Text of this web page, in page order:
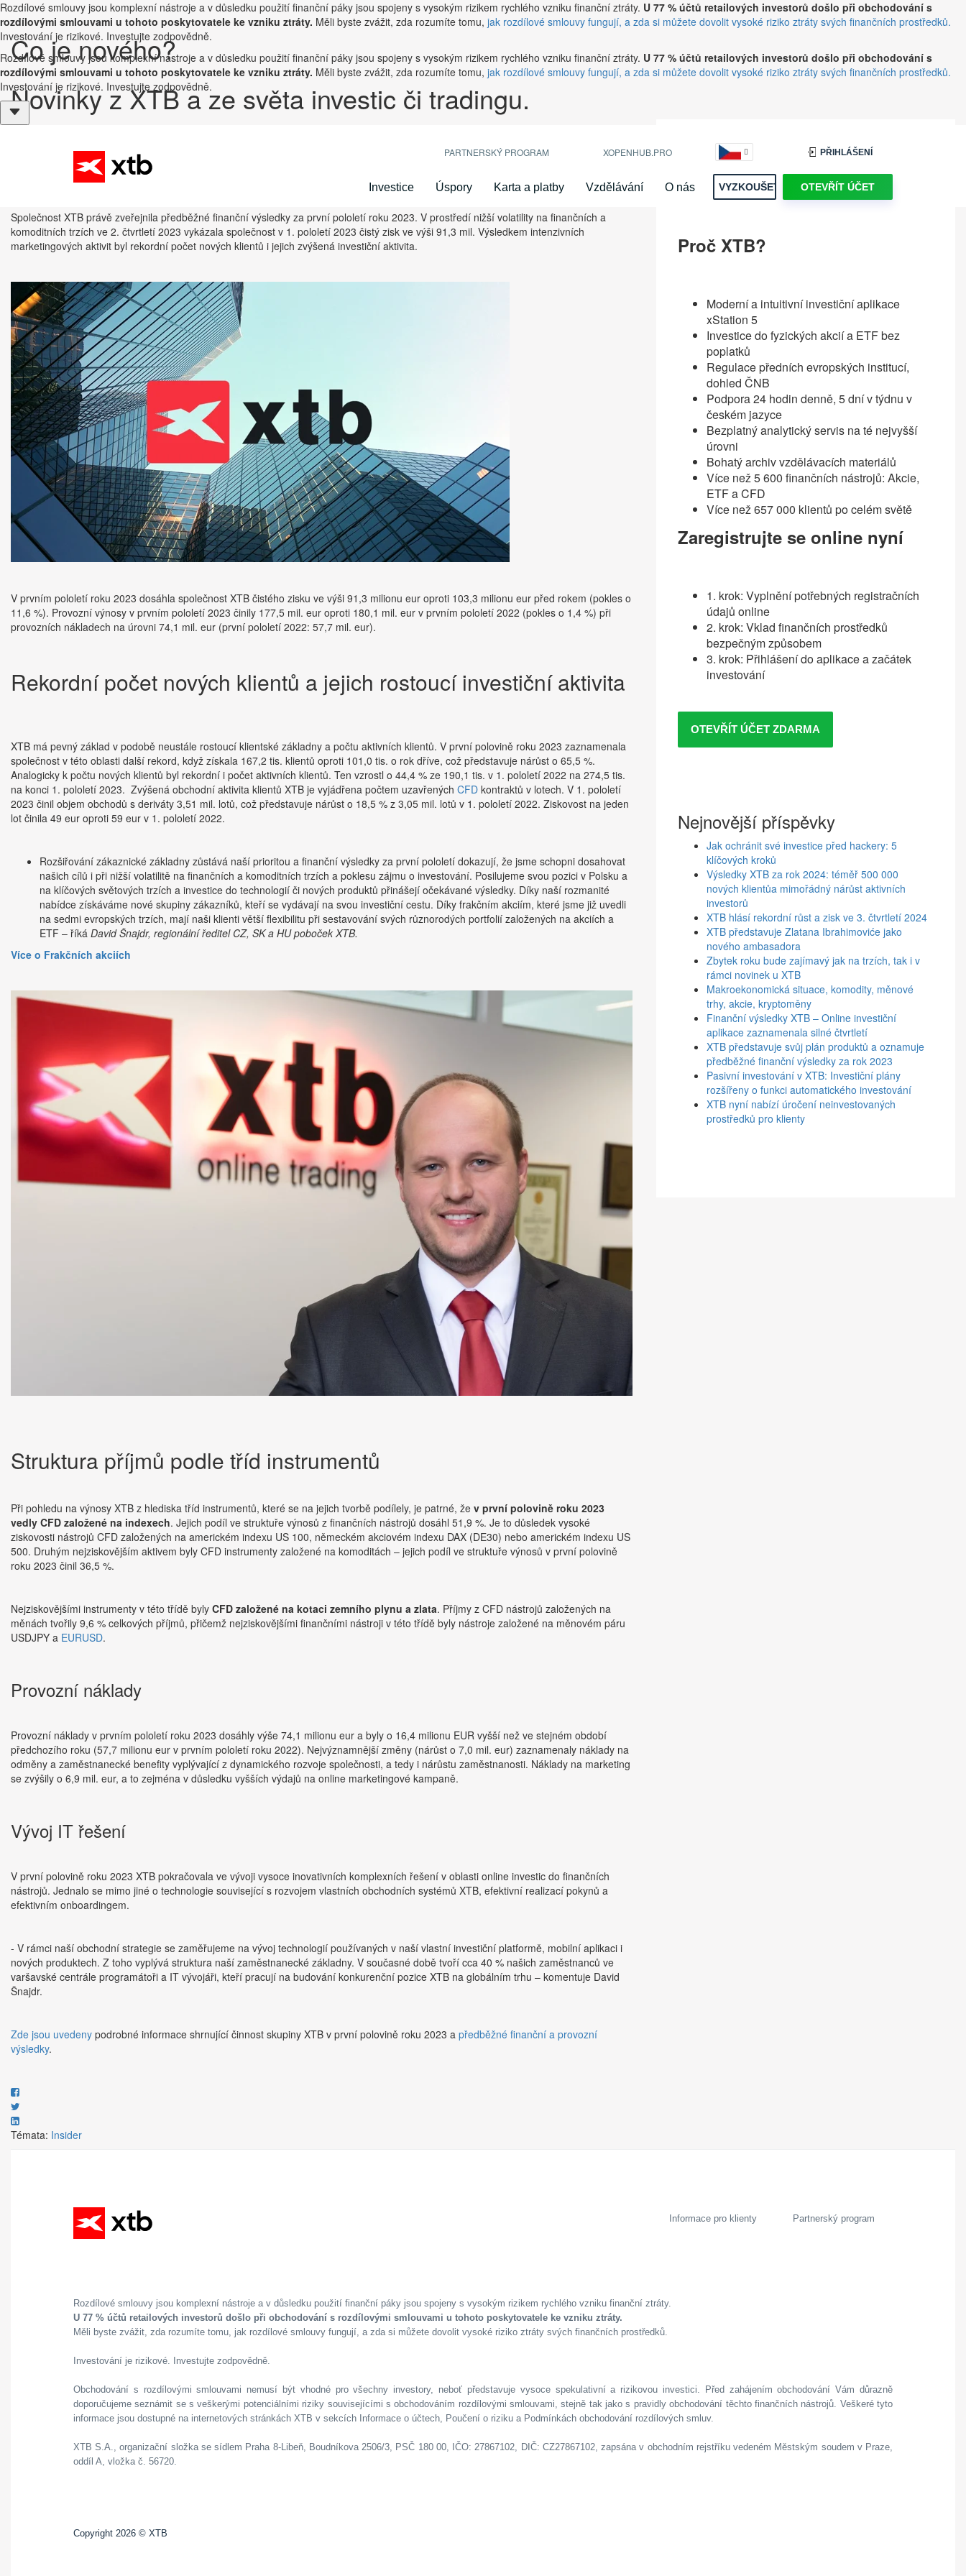
Rozdílové smlouvy jsou komplexní nástroje a v důsledku použití finanční páky jsou spojeny s vysokým rizikem rychlého vzniku finanční ztráty. U 77 % účtů retailových investorů došlo při obchodování s
rozdílovými smlouvami u tohoto poskytovatele ke vzniku ztráty. Měli byste zvážit, zda rozumíte tomu, jak rozdílové smlouvy fungují, a zda si můžete dovolit vysoké riziko ztráty svých finančních prostředků.
Investování je rizikové. Investujte zodpovědně.
Rozdílové smlouvy jsou komplexní nástroje a v důsledku použití finanční páky jsou spojeny s vysokým rizikem rychlého vzniku finanční ztráty. U 77 % účtů retailových investorů došlo při obchodování s
rozdílovými smlouvami u tohoto poskytovatele ke vzniku ztráty. Měli byste zvážit, zda rozumíte tomu, jak rozdílové smlouvy fungují, a zda si můžete dovolit vysoké riziko ztráty svých finančních prostředků.
Investování je rizikové. Investujte zodpovědně.
PARTNERSKÝ PROGRAM XOPENHUB.PRO PŘIHLÁŠENÍ
OTEVŘÍT ÚČET
VYZKOUŠET
Investice Úspory Karta a platby Vzdělávání O nás
Co je nového?
Novinky z XTB a ze světa investic či tradingu.
📈 XTB zveřejnila předběžné finanční výsledky za první pololetí
2023 💰
Společnost XTB právě zveřejnila předběžné finanční výsledky za první pololetí roku 2023. V prostředí nižší volatility na finančních a
komoditních trzích ve 2. čtvrtletí 2023 vykázala společnost v 1. pololetí 2023 čistý zisk ve výši 91,3 mil. Výsledkem intenzivních
marketingových aktivit byl rekordní počet nových klientů i jejich zvýšená investiční aktivita.
V prvním pololetí roku 2023 dosáhla společnost XTB čistého zisku ve výši 91,3 milionu eur oproti 103,3 milionu eur před rokem (pokles o
11,6 %). Provozní výnosy v prvním pololetí 2023 činily 177,5 mil. eur oproti 180,1 mil. eur v prvním pololetí 2022 (pokles o 1,4 %) při
provozních nákladech na úrovni 74,1 mil. eur (první pololetí 2022: 57,7 mil. eur).
Rekordní počet nových klientů a jejich rostoucí investiční aktivita
XTB má pevný základ v podobě neustále rostoucí klientské základny a počtu aktivních klientů. V první polovině roku 2023 zaznamenala
společnost v této oblasti další rekord, když získala 167,2 tis. klientů oproti 101,0 tis. o rok dříve, což představuje nárůst o 65,5 %.
Analogicky k počtu nových klientů byl rekordní i počet aktivních klientů. Ten vzrostl o 44,4 % ze 190,1 tis. v 1. pololetí 2022 na 274,5 tis.
na konci 1. pololetí 2023. Zvýšená obchodní aktivita klientů XTB je vyjádřena počtem uzavřených CFD kontraktů v lotech. V 1. pololetí
2023 činil objem obchodů s deriváty 3,51 mil. lotů, což představuje nárůst o 18,5 % z 3,05 mil. lotů v 1. pololetí 2022. Ziskovost na jeden
lot činila 49 eur oproti 59 eur v 1. pololetí 2022.
Rozšiřování zákaznické základny zůstává naší prioritou a finanční výsledky za první pololetí dokazují, že jsme schopni dosahovat
našich cílů i při nižší volatilitě na finančních a komoditních trzích a poklesu zájmu o investování. Posilujeme svou pozici v Polsku a
na klíčových světových trzích a investice do technologií či nových produktů přinášejí očekávané výsledky. Díky naší rozmanité
nabídce získáváme nové skupiny zákazníků, kteří se vydávají na svou investiční cestu. Díky frakčním akciím, které jsme již uvedli
na sedmi evropských trzích, mají naši klienti větší flexibilitu při sestavování svých různorodých portfolií založených na akciích a
ETF – říká David Šnajdr, regionální ředitel CZ, SK a HU poboček XTB.
Více o Frakčních akciích
Struktura příjmů podle tříd instrumentů
Při pohledu na výnosy XTB z hlediska tříd instrumentů, které se na jejich tvorbě podílely, je patrné, že v první polovině roku 2023
vedly CFD založené na indexech. Jejich podíl ve struktuře výnosů z finančních nástrojů dosáhl 51,9 %. Je to důsledek vysoké
ziskovosti nástrojů CFD založených na americkém indexu US 100, německém akciovém indexu DAX (DE30) nebo americkém indexu US
500. Druhým nejziskovějším aktivem byly CFD instrumenty založené na komoditách – jejich podíl ve struktuře výnosů v první polovině
roku 2023 činil 36,5 %.
Nejziskovějšími instrumenty v této třídě byly CFD založené na kotaci zemního plynu a zlata. Příjmy z CFD nástrojů založených na
měnách tvořily 9,6 % celkových příjmů, přičemž nejziskovějšími finančními nástroji v této třídě byly nástroje založené na měnovém páru
USDJPY a EURUSD.
Provozní náklady
Provozní náklady v prvním pololetí roku 2023 dosáhly výše 74,1 milionu eur a byly o 16,4 milionu EUR vyšší než ve stejném období
předchozího roku (57,7 milionu eur v prvním pololetí roku 2022). Nejvýznamnější změny (nárůst o 7,0 mil. eur) zaznamenaly náklady na
odměny a zaměstnanecké benefity vyplývající z dynamického rozvoje společnosti, a tedy i nárůstu zaměstnanosti. Náklady na marketing
se zvýšily o 6,9 mil. eur, a to zejména v důsledku vyšších výdajů na online marketingové kampaně.
Vývoj IT řešení
V první polovině roku 2023 XTB pokračovala ve vývoji vysoce inovativních komplexních řešení v oblasti online investic do finančních
nástrojů. Jednalo se mimo jiné o technologie související s rozvojem vlastních obchodních systémů XTB, efektivní realizací pokynů a
efektivním onboardingem.
- V rámci naší obchodní strategie se zaměřujeme na vývoj technologií používaných v naší vlastní investiční platformě, mobilní aplikaci i
nových produktech. Z toho vyplývá struktura naší zaměstnanecké základny. V současné době tvoří cca 40 % našich zaměstnanců ve
varšavské centrále programátoři a IT vývojáři, kteří pracují na budování konkurenční pozice XTB na globálním trhu – komentuje David
Šnajdr.
Zde jsou uvedeny podrobné informace shrnující činnost skupiny XTB v první polovině roku 2023 a předběžné finanční a provozní
výsledky.
Témata: Insider
Začněte investovat a obchodovat s jedním z
největších burzovně obchodovaných brokerů na
světě. Získejte přístup k fyzickým akciím a ETF,
CFD na Forex, indexy, komodity a kryptoměny.
Proč XTB?
Moderní a intuitivní investiční aplikace
xStation 5
Investice do fyzických akcií a ETF bez
poplatků
Regulace předních evropských institucí,
dohled ČNB
Podpora 24 hodin denně, 5 dní v týdnu v
českém jazyce
Bezplatný analytický servis na té nejvyšší
úrovni
Bohatý archiv vzdělávacích materiálů
Více než 5 600 finančních nástrojů: Akcie,
ETF a CFD
Více než 657 000 klientů po celém světě
Zaregistrujte se online nyní
1. krok: Vyplnění potřebných registračních
údajů online
2. krok: Vklad finančních prostředků
bezpečným způsobem
3. krok: Přihlášení do aplikace a začátek
investování
OTEVŘÍT ÚČET ZDARMA
Nejnovější příspěvky
Jak ochránit své investice před hackery: 5
klíčových kroků
Výsledky XTB za rok 2024: téměř 500 000
nových klientůa mimořádný nárůst aktivních
investorů
XTB hlásí rekordní růst a zisk ve 3. čtvrtletí 2024
XTB představuje Zlatana Ibrahimoviće jako
nového ambasadora
Zbytek roku bude zajímavý jak na trzích, tak i v
rámci novinek u XTB
Makroekonomická situace, komodity, měnové
trhy, akcie, kryptoměny
Finanční výsledky XTB – Online investiční
aplikace zaznamenala silné čtvrtletí
XTB představuje svůj plán produktů a oznamuje
předběžné finanční výsledky za rok 2023
Pasivní investování v XTB: Investiční plány
rozšířeny o funkci automatického investování
XTB nyní nabízí úročení neinvestovaných
prostředků pro klienty
Informace pro klienty Partnerský program
Rozdílové smlouvy jsou komplexní nástroje a v důsledku použití finanční páky jsou spojeny s vysokým rizikem rychlého vzniku finanční ztráty.
U 77 % účtů retailových investorů došlo při obchodování s rozdílovými smlouvami u tohoto poskytovatele ke vzniku ztráty.
Měli byste zvážit, zda rozumíte tomu, jak rozdílové smlouvy fungují, a zda si můžete dovolit vysoké riziko ztráty svých finančních prostředků.
Investování je rizikové. Investujte zodpovědně.
Obchodování s rozdílovými smlouvami nemusí být vhodné pro všechny investory, neboť představuje vysoce spekulativní a rizikovou investici. Před zahájením obchodování Vám důrazně
doporučujeme seznámit se s veškerými potenciálními riziky souvisejícími s obchodováním rozdílovými smlouvami, stejně tak jako s pravidly obchodování těchto finančních nástrojů. Veškeré tyto
informace jsou dostupné na internetových stránkách XTB v sekcích Informace o účtech, Poučení o riziku a Podmínkách obchodování rozdílových smluv.
XTB S.A., organizační složka se sídlem Praha 8-Libeň, Boudníkova 2506/3, PSČ 180 00, IČO: 27867102, DIČ: CZ27867102, zapsána v obchodním rejstříku vedeném Městským soudem v Praze,
oddíl A, vložka č. 56720.
Copyright 2026 © XTB